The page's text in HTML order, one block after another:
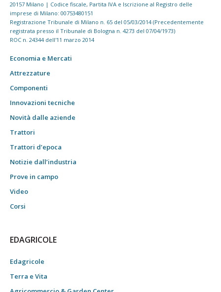
20157 Milano | Codice fiscale, Partita IVA e Iscrizione al Registro delle
imprese di Milano: 00753480151
Registrazione Tribunale di Milano n. 65 del 05/03/2014 (Precedentemente
registrata presso il Tribunale di Bologna n. 4273 del 07/04/1973)
ROC n. 24344 dell'11 marzo 2014
Economia e Mercati
Attrezzature
Componenti
Innovazioni tecniche
Novità dalle aziende
Trattori
Trattori d’epoca
Notizie dall’industria
Prove in campo
Video
Corsi
EDAGRICOLE
Edagricole
Terra e Vita